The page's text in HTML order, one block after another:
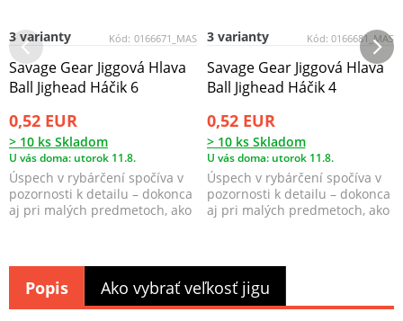
Kód: 0166671_MAS
3 varianty
Savage Gear Jiggová Hlava
Ball Jighead Háčik 6
0,52 EUR
> 10 ks Skladom
U vás doma: utorok 11.8.
Úspech v rybárčení spočíva v
pozornosti k detailu – dokonca
aj pri malých predmetoch, ako
Kód: 0166681_MAS
3 varianty
Savage Gear Jiggová Hlava
Ball Jighead Háčik 4
0,52 EUR
> 10 ks Skladom
U vás doma: utorok 11.8.
Úspech v rybárčení spočíva v
pozornosti k detailu – dokonca
aj pri malých predmetoch, ako
Popis Ako vybrať veľkosť jigu